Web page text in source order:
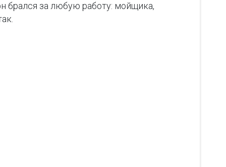
брался за любую работу: мойщика,